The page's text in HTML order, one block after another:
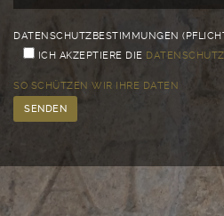
DATENSCHUTZBESTIMMUNGEN
ICH AKZEPTIERE DIE
SO SCHÜTZEN WIR IHRE DATEN